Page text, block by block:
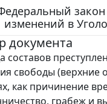
изменений в
документа
составов
свободы (верхние
как причинение
грабеж и